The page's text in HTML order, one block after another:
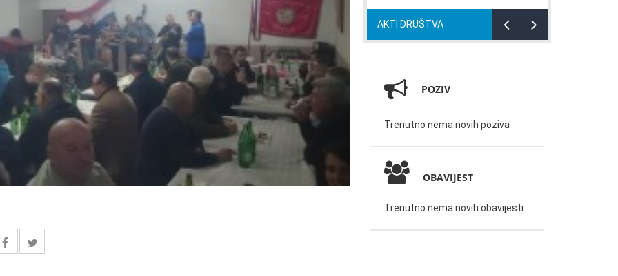
AKTI DRUŠTVA
POZIV
Trenutno nema novih poziva
OBAVIJEST
Trenutno nema novih obavijesti